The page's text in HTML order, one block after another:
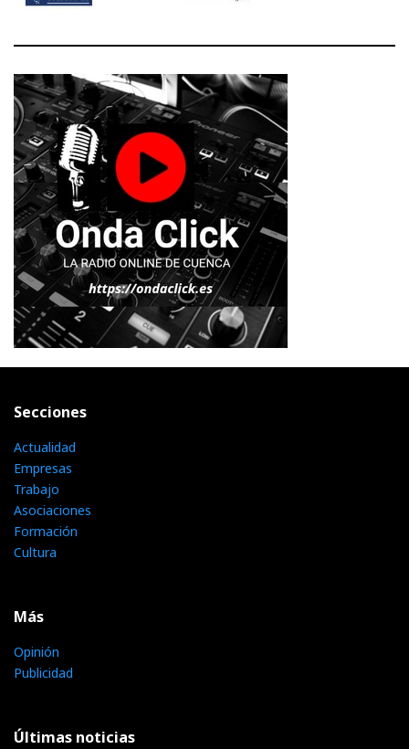
Secciones
Actualidad
Empresas
Trabajo
Asociaciones
Formación
Cultura
Más
Opinión
Publicidad
Últimas noticias